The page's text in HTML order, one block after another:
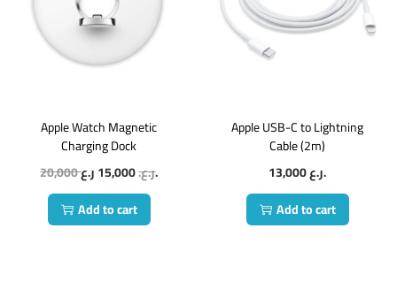
Apple Watch Magnetic
Charging Dock
20,000
ر.ع.15,000
ر.ع.
Add to cart
Apple USB-C to Lightning
Cable (2m)
13,000
ر.ع.
Add to cart